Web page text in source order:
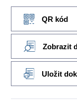
QR kód
Zobrazit
Uložit